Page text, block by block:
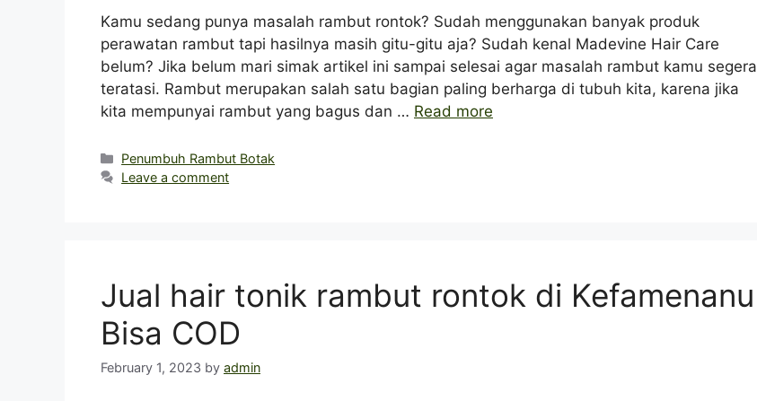
Kamu sedang punya masalah rambut rontok? Sudah menggunakan banyak produk
perawatan rambut tapi hasilnya masih gitu-gitu aja? Sudah kenal Madevine Hair Care
belum? Jika belum mari simak artikel ini sampai selesai agar masalah rambut kamu segera
teratasi. Rambut merupakan salah satu bagian paling berharga di tubuh kita, karena jika
kita mempunyai rambut yang bagus dan … Read more
Categories
Penumbuh Rambut Botak
Leave a comment
Jual hair tonik rambut rontok di Kefamenanu
Bisa COD
February 1, 2023 by admin